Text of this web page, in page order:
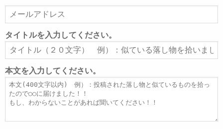
ー
ル
ア
ド
レ
ス
タイトルを入力してください。
タ
イ
ト
ル
本文を入力してください。
本
文